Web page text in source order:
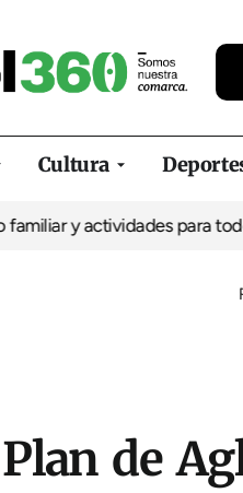
Cultura
y actividades para todos
de